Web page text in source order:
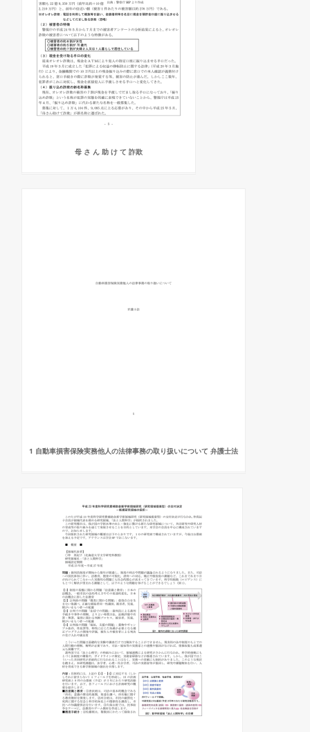
母 さ ん 助 け て 詐欺
1 自動車損害保険実務他人の法律事務の取り扱いについて 弁護士法